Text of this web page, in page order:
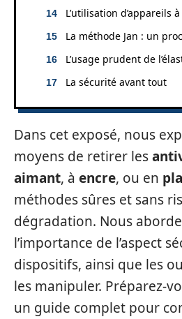
L’utilisation d’appareils
La méthode Jan : un
L’usage prudent de
La sécurité avant tout
Dans cet exposé, nous
moyens de retirer les
aimant, à encre, ou en
méthodes sûres et sans
dégradation. Nous
l’importance de l’aspect
dispositifs, ainsi que les
les manipuler. Préparez-
un guide complet pour